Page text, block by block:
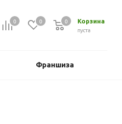
0 0 Корзина
пуста
0
Франшиза